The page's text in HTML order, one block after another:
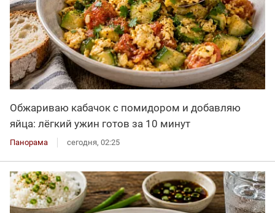
Обжариваю кабачок с помидором и добавляю
яйца: лёгкий ужин готов за 10 минут
Панорама сегодня, 02:25